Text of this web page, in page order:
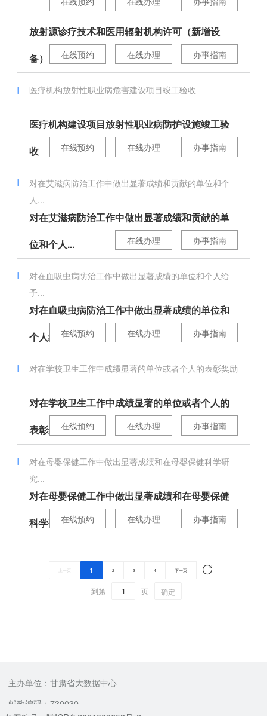
放射源诊疗技术和医用辐射机构许可（新增设
备） 办事指南
在线办理
在线预约
医疗机构放射性职业病危害建设项目竣工验收
医疗机构建设项目放射性职业病防护设施竣工验
收 办事指南
在线办理
在线预约
对在艾滋病防治工作中做出显著成绩和贡献的单位和个
人...
对在艾滋病防治工作中做出显著成绩和贡献的单
位和个人... 办事指南
在线办理
对在血吸虫病防治工作中做出显著成绩的单位和个人给
予...
对在血吸虫病防治工作中做出显著成绩的单位和
个人给予... 办事指南
在线办理
在线预约
对在学校卫生工作中成绩显著的单位或者个人的表彰奖励
对在学校卫生工作中成绩显著的单位或者个人的
表彰奖励 办事指南
在线办理
在线预约
对在母婴保健工作中做出显著成绩和在母婴保健科学研
究...
对在母婴保健工作中做出显著成绩和在母婴保健
科学研究... 办事指南
在线办理
在线预约
上一页 1 2 3 4 下一页
到第 页 确定
主办单位：甘肃省大数据中心
邮政编码：730030